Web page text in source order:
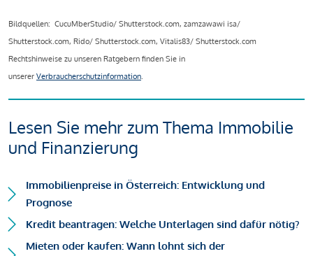
Bildquellen: CucuMberStudio/ Shutterstock.com, zamzawawi isa/
Shutterstock.com, Rido/ Shutterstock.com, Vitalis83/ Shutterstock.com
Rechtshinweise zu unseren Ratgebern finden Sie in
unserer Verbraucherschutzinformation.
Lesen Sie mehr zum Thema Immobilie
und Finanzierung
Immobilienpreise in Österreich: Entwicklung und
Prognose
Kredit beantragen: Welche Unterlagen sind dafür nötig?
Mieten oder kaufen: Wann lohnt sich der